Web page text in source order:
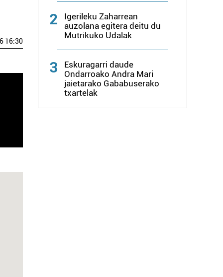
16:30
2
Igerileku Zaharrean
auzolana egitera deitu du
Mutrikuko Udalak
3
Eskuragarri daude
Ondarroako Andra Mari
jaietarako Gababuserako
txartelak